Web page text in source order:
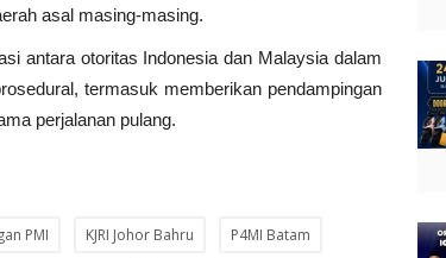
asal masing-masing.
antara otoritas Indonesia dan Malaysia dalam
termasuk memberikan pendampingan
perjalanan pulang.
PMI KJRI Johor Bahru P4MI Batam